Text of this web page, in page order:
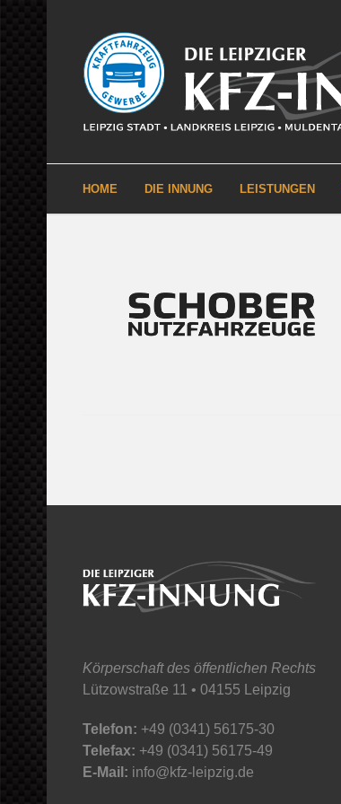
HOME DIE INNUNG LEISTUNGEN
Körperschaft des öffentlichen Rechts
Lützowstraße 11 • 04155 Leipzig
Telefon: +49 (0341) 56175-30
Telefax: +49 (0341) 56175-49
E-Mail: info@kfz-leipzig.de